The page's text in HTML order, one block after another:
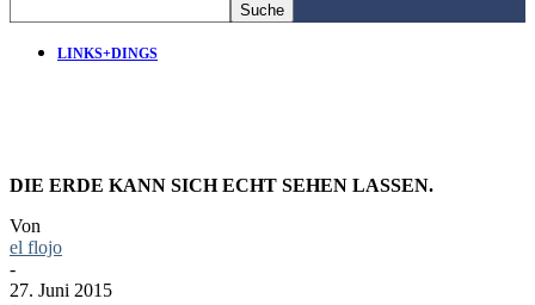
LINKS+DINGS
DIE ERDE KANN SICH ECHT SEHEN LASSEN.
Von
el flojo
-
27. Juni 2015